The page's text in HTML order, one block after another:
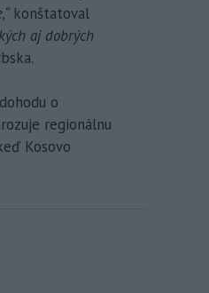
konštatoval
aj dobrých
o
regionálnu
Kosovo